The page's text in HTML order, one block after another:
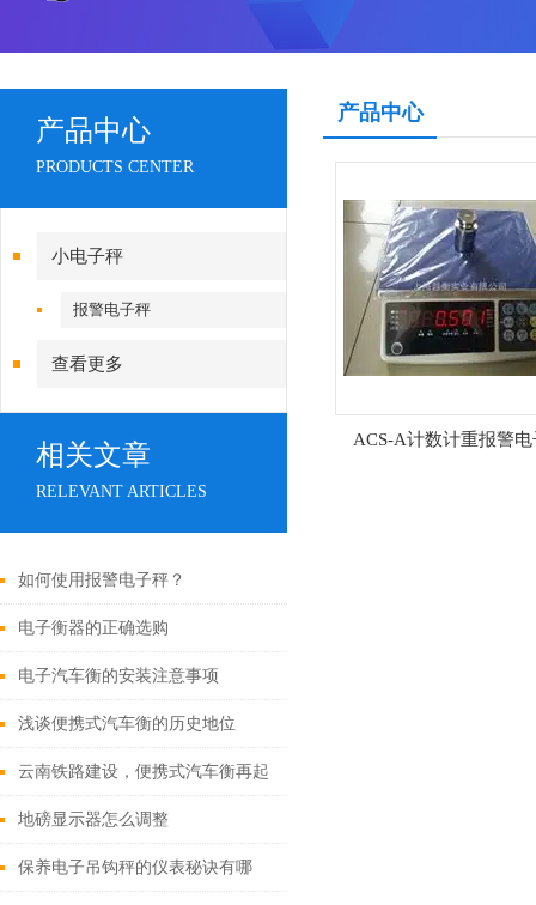
产品中心
PRODUCTS CENTER
小电子秤
报警电子秤
查看更多
相关文章
RELEVANT ARTICLES
如何使用报警电子秤？
电子衡器的正确选购
电子汽车衡的安装注意事项
浅谈便携式汽车衡的历史地位
云南铁路建设，便携式汽车衡再起
高潮
地磅显示器怎么调整
保养电子吊钩秤的仪表秘诀有哪
产品中心
ACS-A计数计重报警